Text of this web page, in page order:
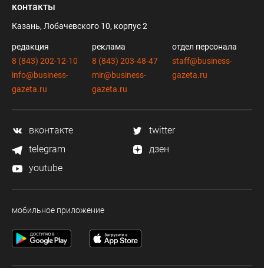
контакты
Казань, Лобачевского 10, корпус 2
редакция
8 (843) 202-12-10
info@business-
gazeta.ru
реклама
8 (843) 203-48-47
mir@business-
gazeta.ru
отдел персонала
staff@business-
gazeta.ru
вконтакте
twitter
telegram
дзен
youtube
мобильное приложение